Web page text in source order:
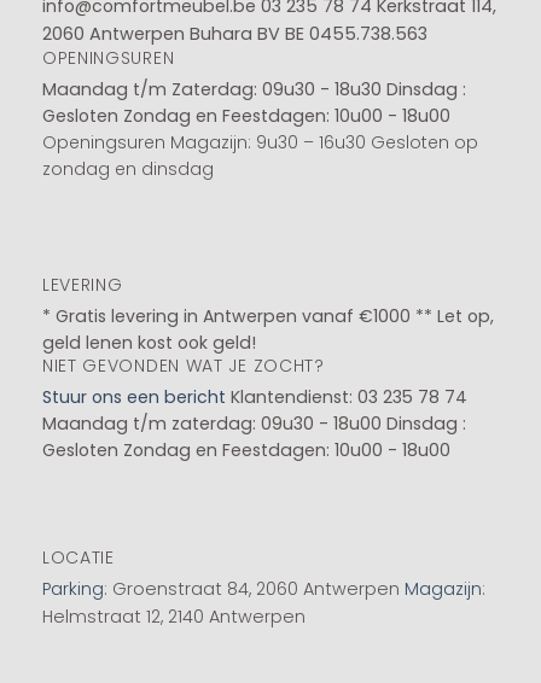
info@comfortmeubel.be 03 235 78 74 Kerkstraat 114,
2060 Antwerpen Buhara BV BE 0455.738.563
OPENINGSUREN
Maandag t/m Zaterdag: 09u30 - 18u30 Dinsdag :
Gesloten Zondag en Feestdagen: 10u00 - 18u00
Openingsuren Magazijn: 9u30 – 16u30 Gesloten op
zondag en dinsdag
LEVERING
* Gratis levering in Antwerpen vanaf €1000 ** Let op,
geld lenen kost ook geld!
NIET GEVONDEN WAT JE ZOCHT?
Stuur ons een bericht Klantendienst: 03 235 78 74
Maandag t/m zaterdag: 09u30 - 18u00 Dinsdag :
Gesloten Zondag en Feestdagen: 10u00 - 18u00
LOCATIE
Parking: Groenstraat 84, 2060 Antwerpen Magazijn:
Helmstraat 12, 2140 Antwerpen